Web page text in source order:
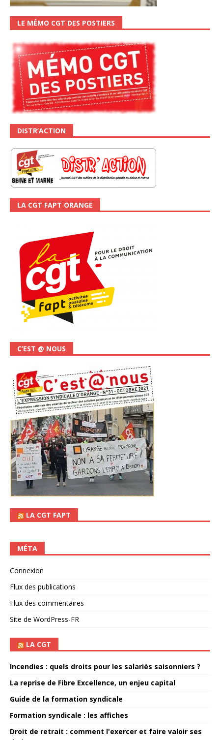
LE MÉMO CGT DES POSTIERS
DISTR’ACTION
LA CGT FAPT ORANGE
C’EST @ NOUS
LA CGT FAPT
MÉTA
Connexion
Flux des publications
Flux des commentaires
Site de WordPress-FR
LA CGT
Incendies : quels droits pour les salariés saisonniers ?
La reprise de Fibre Excellence, un enjeu capital
Guide de la formation syndicale
Formation syndicale : les affiches
Droit de retrait : comment l'exercer et faire valoir ses